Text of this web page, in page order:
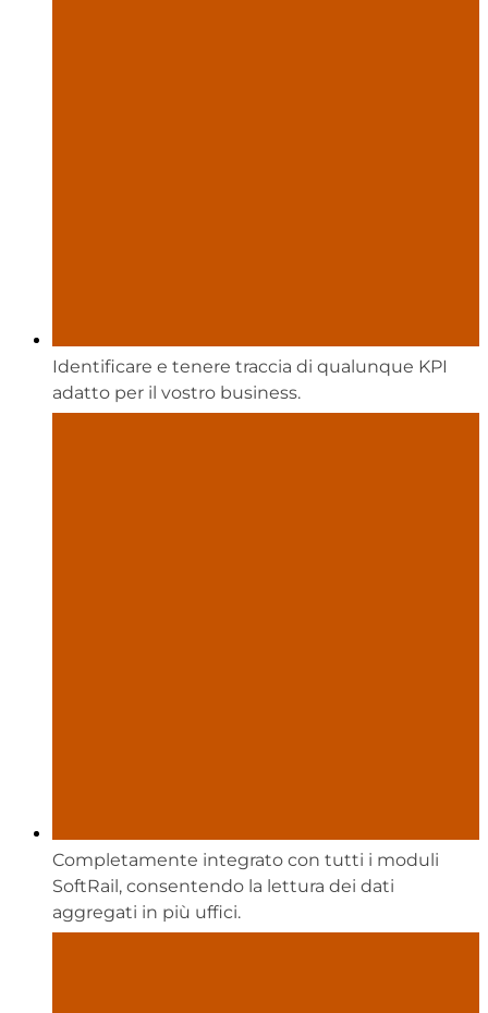
Identificare e tenere traccia di qualunque KPI
adatto per il vostro business.
Completamente integrato con tutti i moduli
SoftRail, consentendo la lettura dei dati
aggregati in più uffici.